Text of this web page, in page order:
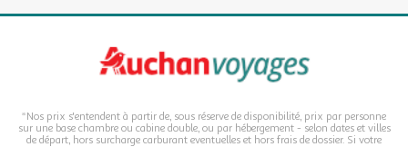
*Nos prix s'entendent à partir de, sous réserve de disponibilité, prix par personne
sur une base chambre ou cabine double, ou par hébergement - selon dates et villes
de départ, hors surcharge carburant eventuelles et hors frais de dossier. Si votre